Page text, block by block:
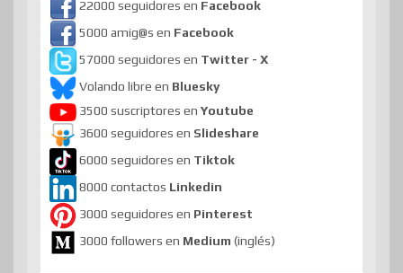
22000 seguidores en Facebook
5000 amig@s en Facebook
57000 seguidores en Twitter - X
Volando libre en Bluesky
3500 suscriptores en Youtube
3600 seguidores en Slideshare
6000 seguidores en Tiktok
8000 contactos Linkedin
3000 seguidores en Pinterest
3000 followers en Medium (inglés)